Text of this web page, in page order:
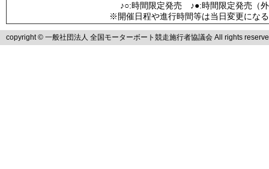
♪○:時間限定発売 ♪●:時間限定発売
※開催日程や進行時間等は当日変更にな
copyright © 一般社団法人 全国モーターボート競走施行者協議会 All rights